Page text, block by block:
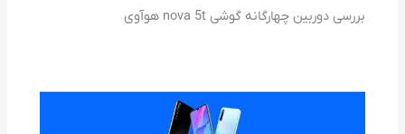
بررسی دوربین چهارگانه گوشی nova 5t هوآوی